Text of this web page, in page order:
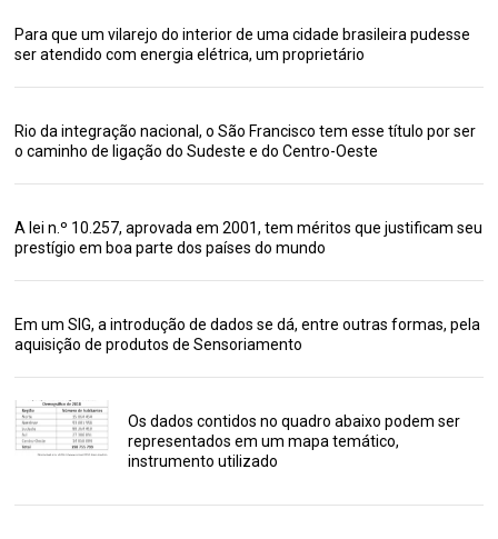
Para que um vilarejo do interior de uma cidade brasileira pudesse
ser atendido com energia elétrica, um proprietário
Rio da integração nacional, o São Francisco tem esse título por ser
o caminho de ligação do Sudeste e do Centro-Oeste
A lei n.º 10.257, aprovada em 2001, tem méritos que justificam seu
prestígio em boa parte dos países do mundo
Em um SIG, a introdução de dados se dá, entre outras formas, pela
aquisição de produtos de Sensoriamento
Os dados contidos no quadro abaixo podem ser
representados em um mapa temático,
instrumento utilizado